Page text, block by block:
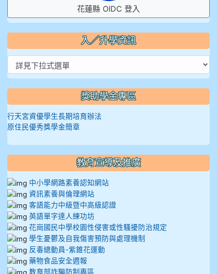
花蓮縣 OIDC 登入
入／升學資訊
獎助學金專區
行天宮資優學生長期培育辦法
原住民優秀獎學金簡章
教育宣導及推廣
中小學網路素養認知網站
資訊素養與倫理網站
客語能力中級暨中高級認證
英語單字達人練功坊
花崗國民中學校園性侵害或性騷擾防治規定
學生憂鬱及自我傷害預防與處理機制
反毒總動員-紫錐花運動
藥物食品安全週報
教育部詐騙防制專區